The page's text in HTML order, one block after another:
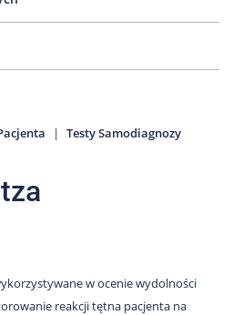
Testy Samodiagnozy
w ocenie wydolności
reakcji tętna pacjenta na